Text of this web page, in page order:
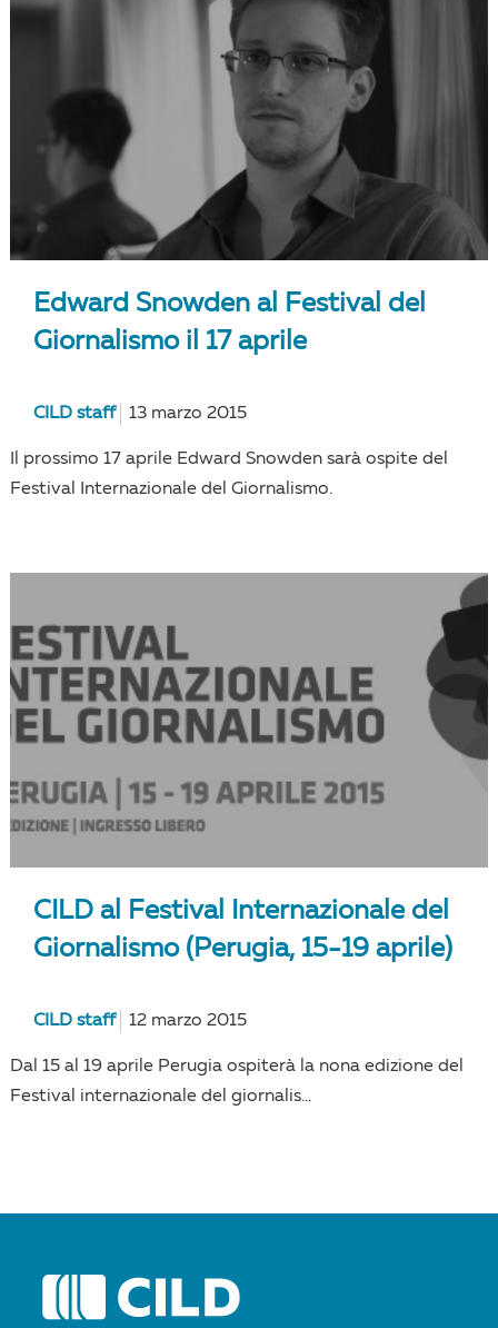
Edward Snowden al Festival del
Giornalismo il 17 aprile
CILD staff 13 marzo 2015
Il prossimo 17 aprile Edward Snowden sarà ospite del
Festival Internazionale del Giornalismo.
CILD al Festival Internazionale del
Giornalismo (Perugia, 15-19 aprile)
CILD staff 12 marzo 2015
Dal 15 al 19 aprile Perugia ospiterà la nona edizione del
Festival internazionale del giornalis...